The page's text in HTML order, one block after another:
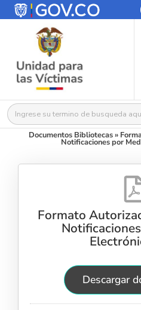
Buscar:
Documentos Bibliotecas»
Notificaciones por
Formato
Descargar